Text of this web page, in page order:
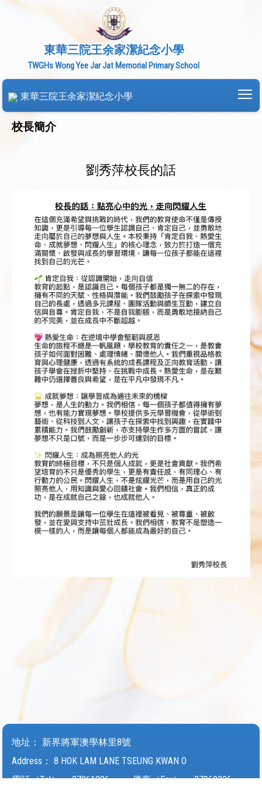
東華三院王余家潔紀念小學
TWGHs Wong Yee Jar Jat Memorial Primary School
東華三院王余家潔紀念小學
校長簡介
劉秀萍校長的話
地址：
新界將軍澳學林里8號
Address：
8 HOK LAM LANE TSEUNG KWAN O
電話（Tel）： 27061336 傳真（Fax）： 27069336